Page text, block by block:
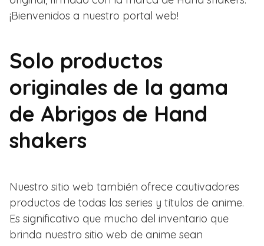
¡Bienvenidos a nuestro portal web!
Solo productos
originales de la gama
de Abrigos de Hand
shakers
Nuestro sitio web también ofrece cautivadores
productos de todas las series y títulos de anime.
Es significativo que mucho del inventario que
brinda nuestro sitio web de anime sean